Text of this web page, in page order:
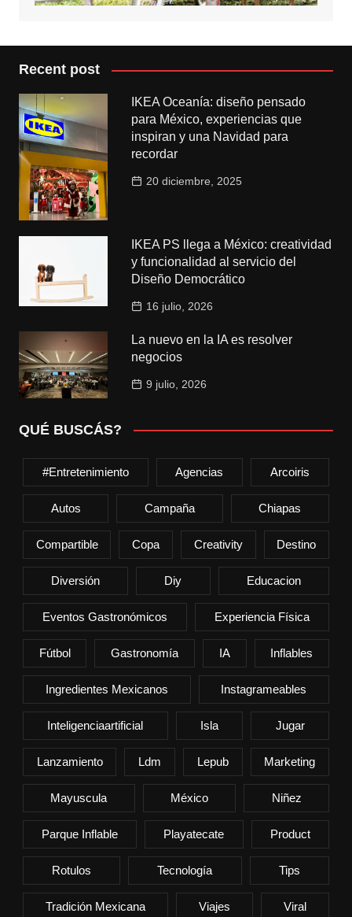
Recent post
IKEA Oceanía: diseño pensado
para México, experiencias que
inspiran y una Navidad para
recordar
20 diciembre, 2025
IKEA PS llega a México: creatividad
y funcionalidad al servicio del
Diseño Democrático
16 julio, 2026
La nuevo en la IA es resolver
negocios
9 julio, 2026
QUÉ BUSCÁS?
#entretenimiento Agencias Arcoiris
Autos Campaña Chiapas
Compartible Copa Creativity Destino
Diversión Diy Educacion
Eventos Gastronómicos Experiencia Física
Fútbol Gastronomía IA Inflables
Ingredientes Mexicanos Instagrameables
Inteligenciaartificial Isla Jugar
Lanzamiento Ldm Lepub Marketing
Mayuscula México Niñez
Parque Inflable Playatecate Product
Rotulos Tecnología Tips
Tradición Mexicana Viajes Viral